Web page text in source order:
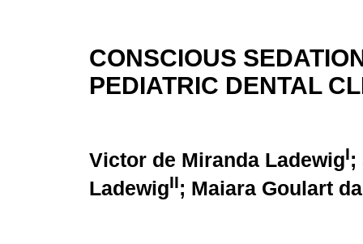
CONSCIOUS
PEDIATRIC DENTAL
Victor de Miranda LadewigI;
LadewigII; Maiara Goulart